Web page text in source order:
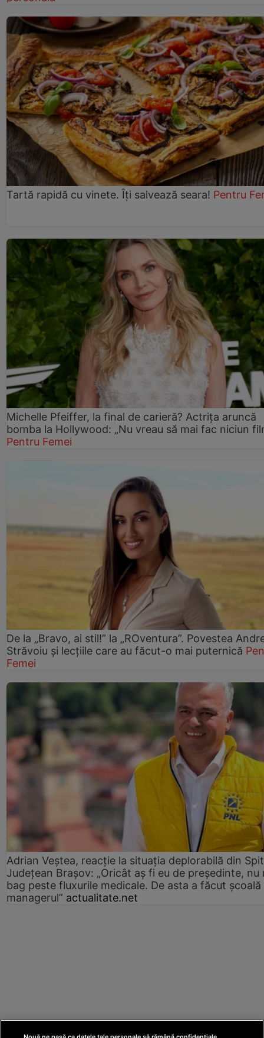
Tartă rapidă cu vinete. Îți salvează seara! Pentru
Michelle Pfeiffer, la final de carieră? Actrița aruncă
bomba la Hollywood: „Nu vreau să mai fac niciun
Pentru Femei
De la „Bravo, ai stil!” la „ROventura”. Povestea
Străvoiu și lecțiile care au făcut-o mai puternică
Femei
Adrian Veștea, reacție la situația deplorabilă din
Județean Brașov: „Oricât aș fi eu de președinte, nu
bag peste fluxurile medicale. De asta a făcut școală
managerul” actualitate.net